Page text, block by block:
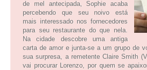
de mel antecipada, Sophie acaba
percebendo que seu noivo está
mais interessado nos fornecedores
para seu restaurante do que nela.
Na cidade descobre uma antiga
carta de amor e junta-se a um grupo de
sua surpresa, a remetente Claire Smith
vai procurar Lorenzo, por quem se